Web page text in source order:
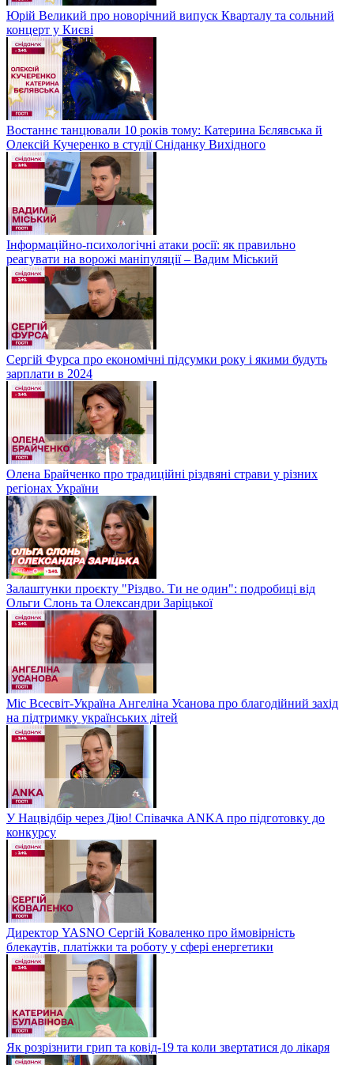
Юрій Великий про новорічний випуск Кварталу та сольний
концерт у Києві
Востаннє танцювали 10 років тому: Катерина Бєлявська й
Олексій Кучеренко в студії Сніданку Вихідного
Інформаційно-психологічні атаки росії: як правильно
реагувати на ворожі маніпуляції – Вадим Міський
Сергій Фурса про економічні підсумки року і якими будуть
зарплати в 2024
Олена Брайченко про традиційні різдвяні страви у різних
регіонах України
Залаштунки проєкту "Різдво. Ти не один": подробиці від
Ольги Слонь та Олександри Заріцької
Міс Всесвіт-Україна Ангеліна Усанова про благодійний захід
на підтримку українських дітей
У Нацвідбір через Дію! Співачка ANKA про підготовку до
конкурсу
Директор YASNO Сергій Коваленко про ймовірність
блекаутів, платіжки та роботу у сфері енергетики
Як розрізнити грип та ковід-19 та коли звертатися до лікаря